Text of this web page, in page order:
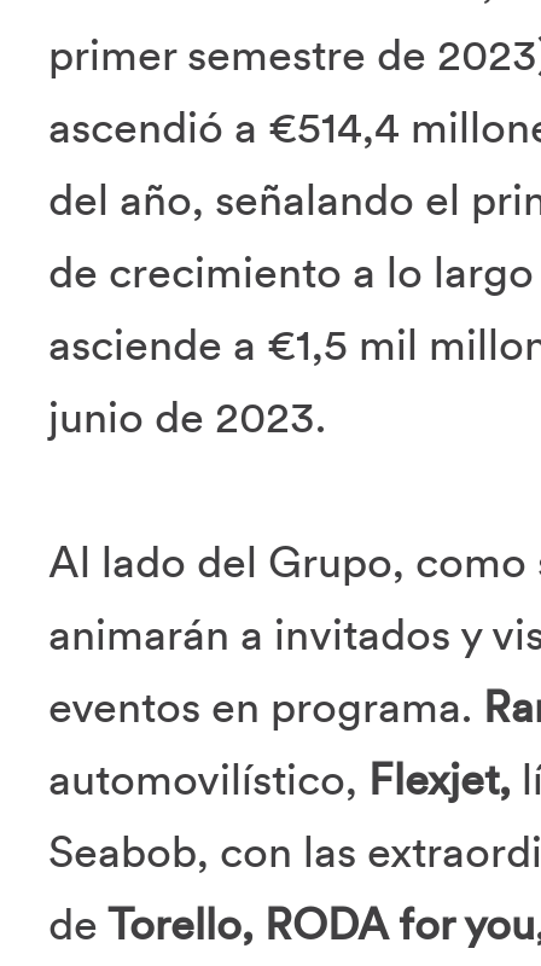
primer semestre de
ascendió a €514,4
del año, señalando el
de crecimiento a lo
asciende a €1,5 mil
junio de 2023.
Al lado del Grupo,
animarán a invitados y
eventos en programa.
automovilístico, Flexjet,
Seabob, con las
de Torello, RODA for